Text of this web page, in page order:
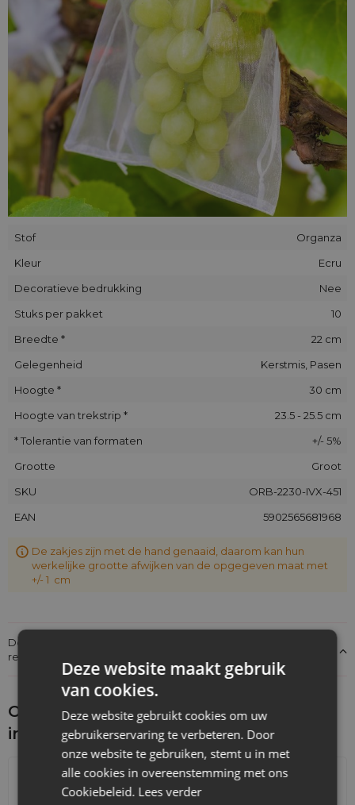
Stof
Organza
Kleur
Ecru
Decoratieve bedrukking
Nee
Stuks per pakket
10
Breedte *
22 cm
Gelegenheid
Kerstmis, Pasen
Hoogte *
30 cm
Hoogte van trekstrip *
23.5 - 25.5 cm
* Tolerantie van formaten
+/- 5%
Grootte
Groot
SKU
ORB-2230-IVX-451
EAN
5902565681968
De zakjes zijn met de hand genaaid, daarom kan hun
werkelijke grootte afwijken van de opgegeven maat met
+/- 1 cm
Details over de conformiteit van het product met de
regelgeving: Productverantwoordelijkheid
Ontdek wat je nog meer zou kunnen
interesseren
Deze website maakt gebruik
van cookies.
Deze website gebruikt cookies om uw
gebruikerservaring te verbeteren. Door
onze website te gebruiken, stemt u in met
alle cookies in overeenstemming met ons
Cookiebeleid. Lees verder